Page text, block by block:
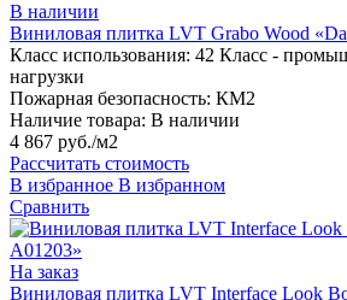
В наличии
Виниловая плитка LVT Grabo Wood
Класс использования: 42 Класс -
нагрузки
Пожарная безопасность: КМ2
Наличие товара: В наличии
4 867 руб./м2
Рассчитать стоимость
В избранное В избранном
Сравнить
На заказ
Виниловая плитка LVT Interface Look